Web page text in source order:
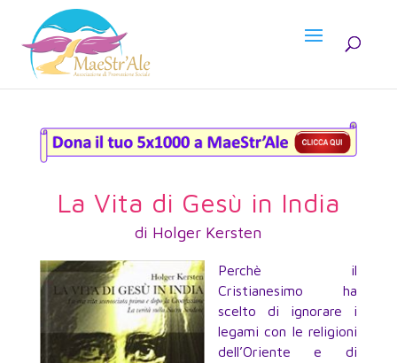
La Vita di Gesù in India
di Holger Kersten
Perchè il
Cristianesimo ha
scelto di ignorare i
legami con le religioni
dell’Oriente e di